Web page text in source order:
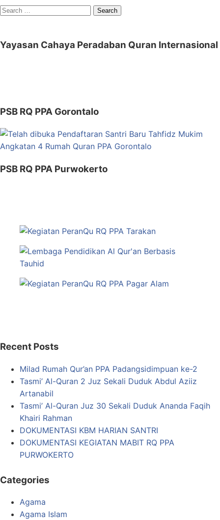
Search
Yayasan Cahaya Peradaban Quran Internasional
PSB RQ PPA Gorontalo
PSB RQ PPA Purwokerto
Recent Posts
Milad Rumah Qur’an PPA Padangsidimpuan ke-2
Tasmi’ Al-Quran 2 Juz Sekali Duduk Abdul Aziiz
Artanabil
Tasmi’ Al-Quran Juz 30 Sekali Duduk Ananda Faqih
Khairi Rahman
DOKUMENTASI KBM HARIAN SANTRI
DOKUMENTASI KEGIATAN MABIT RQ PPA
PURWOKERTO
Categories
Agama
Agama Islam